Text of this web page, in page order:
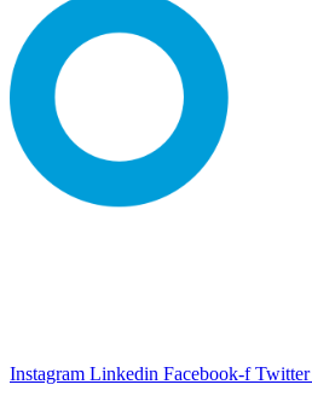
Instagram Linkedin Facebook-f Twitter